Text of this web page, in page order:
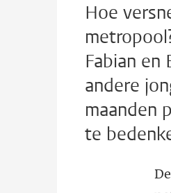
Hoe
Fabian en
andere
maanden
te